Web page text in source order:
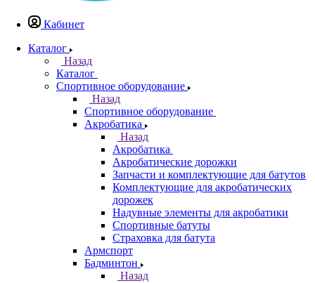
Кабинет
Каталог
Назад
Каталог
Спортивное оборудование
Назад
Спортивное оборудование
Акробатика
Назад
Акробатика
Акробатические дорожки
Запчасти и комплектующие для батутов
Комплектующие для акробатических
дорожек
Надувные элементы для акробатики
Спортивные батуты
Страховка для батута
Армспорт
Бадминтон
Назад